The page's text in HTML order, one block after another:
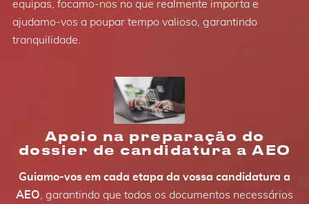
equipas, focamo-nos no que realmente importa e
ajudamo-vos a poupar tempo valioso, garantindo
tranquilidade.
Apoio na preparação do
dossier de candidatura a AEO
Guiamo-vos em cada etapa da vossa candidatura a
AEO, garantindo que todos os documentos necessários